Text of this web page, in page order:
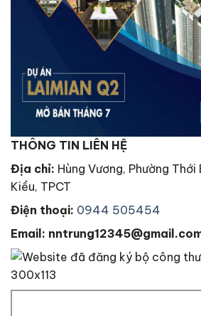
THÔNG TIN LIÊN HỆ
Địa chỉ: Hùng Vương, Phường Thới
Kiều, TPCT
Điện thoại: 0944 505454
Email: